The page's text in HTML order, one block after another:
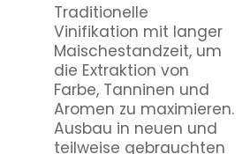
Traditionelle
Vinifikation mit langer
Maischestandzeit, um
die Extraktion von
Farbe, Tanninen und
Aromen zu maximieren.
Ausbau in neuen und
teilweise gebrauchten